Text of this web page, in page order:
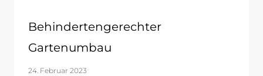
Behindertengerechter
Gartenumbau
24. Februar 2023